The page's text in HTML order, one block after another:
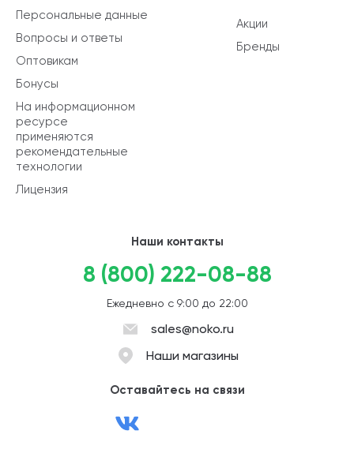
Акции
Бренды
Персональные данные
Вопросы и ответы
Оптовикам
Бонусы
На информационном
ресурсе
применяются
рекомендательные
технологии
Лицензия
Наши контакты
8 (800) 222-08-88
Ежедневно с 9:00 до 22:00
sales@noko.ru
Наши магазины
Оставайтесь на связи